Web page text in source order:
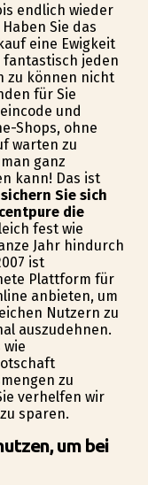
endlich wieder
Sie das
eine Ewigkeit
fantastisch jeden
zu können nicht
für Sie
und
Shops, ohne
warten zu
ganz
kann! Das ist
Sie sich
die
fest wie
Jahr hindurch
ist
Plattform für
anbieten, um
Nutzern zu
auszudehnen.
zu
verhelfen wir
sparen.
um bei